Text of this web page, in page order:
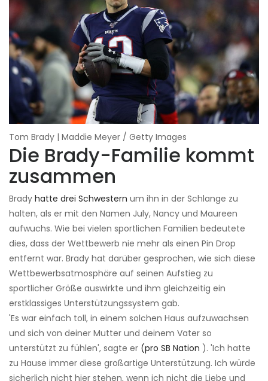
Tom Brady | Maddie Meyer / Getty Images
Die Brady-Familie kommt
zusammen
Brady hatte drei Schwestern um ihn in der Schlange zu
halten, als er mit den Namen July, Nancy und Maureen
aufwuchs. Wie bei vielen sportlichen Familien bedeutete
dies, dass der Wettbewerb nie mehr als einen Pin Drop
entfernt war. Brady hat darüber gesprochen, wie sich diese
Wettbewerbsatmosphäre auf seinen Aufstieg zu
sportlicher Größe auswirkte und ihm gleichzeitig ein
erstklassiges Unterstützungssystem gab.
'Es war einfach toll, in einem solchen Haus aufzuwachsen
und sich von deiner Mutter und deinem Vater so
unterstützt zu fühlen', sagte er (pro SB Nation ). 'Ich hatte
zu Hause immer diese großartige Unterstützung. Ich würde
sicherlich nicht hier stehen, wenn ich nicht die Liebe und